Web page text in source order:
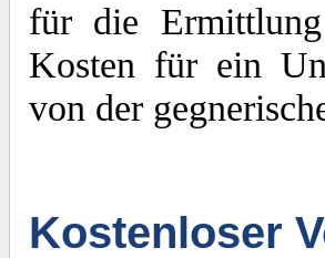
für die
Kosten für ein
von der
Kostenloser